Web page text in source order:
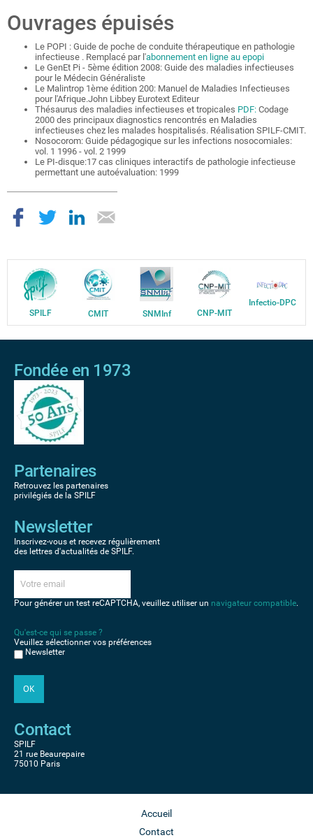
Ouvrages épuisés
Le POPI : Guide de poche de conduite thérapeutique en pathologie
infectieuse . Remplacé par l'abonnement en ligne au epopi
Le GenEt Pi - 5ème édition 2008: Guide des maladies infectieuses
pour le Médecin Généraliste
Le Malintrop 1ème édition 200: Manuel de Maladies Infectieuses
pour l'Afrique.John Libbey Eurotext Editeur
Thésaurus des maladies infectieuses et tropicales PDF: Codage
2000 des principaux diagnostics rencontrés en Maladies
infectieuses chez les malades hospitalisés. Réalisation SPILF-CMIT.
Nosocorom: Guide pédagogique sur les infections nosocomiales:
vol. 1 1996 - vol. 2 1999
Le PI-disque:17 cas cliniques interactifs de pathologie infectieuse
permettant une autoévaluation: 1999
SPILF CMIT SNMInf CNP-MIT
Infectio-DPC
Fondée en 1973
Partenaires
Retrouvez les partenaires
privilégiés de la SPILF
Newsletter
Inscrivez-vous et recevez régulièrement
des lettres d'actualités de SPILF.
Pour générer un test reCAPTCHA, veuillez utiliser un navigateur compatible.
Qu'est-ce qui se passe ?
Veuillez sélectionner vos préférences
Newsletter
Contact
SPILF
21 rue Beaurepaire
75010 Paris
Accueil
Contact